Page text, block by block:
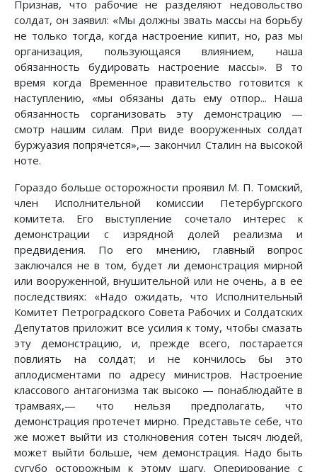
Признав, что рабочие не разделяют недовольство
солдат, он заявил: «Мы должны звать массы на борьбу
не только тогда, когда настроение кипит, но, раз мы
организация, пользующаяся влиянием, наша
обязанность будировать настроение массы». В то
время когда Временное правительство готовится к
наступлению, «мы обязаны дать ему отпор... Наша
обязанность сорганизовать эту демонстрацию —
смотр нашим силам. При виде вооруженных солдат
буржуазия попрячется»,— закончил Сталин на высокой
ноте.
Гораздо больше осторожности проявил М. П. Томский,
член Исполнительной комиссии Петербургского
комитета. Его выступление сочетало интерес к
демонстрации с изрядной долей реализма и
предвидения. По его мнению, главный вопрос
заключался не в том, будет ли демонстрация мирной
или вооруженной, внушительной или не очень, а в ее
последствиях: «Надо ожидать, что Исполнительный
Комитет Петроградского Совета Рабочих и Солдатских
Депутатов приложит все усилия к тому, чтобы смазать
эту демонстрацию, и, прежде всего, постарается
повлиять на солдат; и не кончилось бы это
аплодисментами по адресу министров. Настроение
классового антагонизма так высоко — понаблюдайте в
трамваях,— что нельзя предполагать, что
демонстрация протечет мирно. Представьте себе, что
же может выйти из столкновения сотен тысяч людей,
может выйти больше, чем демонстрация. Надо быть
сугубо осторожным к этому шагу. Оперирование с